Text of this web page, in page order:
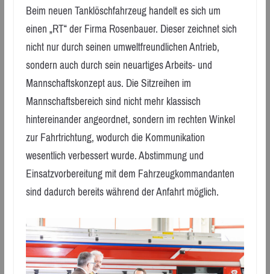
Beim neuen Tanklöschfahrzeug handelt es sich um
einen „RT“ der Firma Rosenbauer. Dieser zeichnet sich
nicht nur durch seinen umweltfreundlichen Antrieb,
sondern auch durch sein neuartiges Arbeits- und
Mannschaftskonzept aus. Die Sitzreihen im
Mannschaftsbereich sind nicht mehr klassisch
hintereinander angeordnet, sondern im rechten Winkel
zur Fahrtrichtung, wodurch die Kommunikation
wesentlich verbessert wurde. Abstimmung und
Einsatzvorbereitung mit dem Fahrzeugkommandanten
sind dadurch bereits während der Anfahrt möglich.